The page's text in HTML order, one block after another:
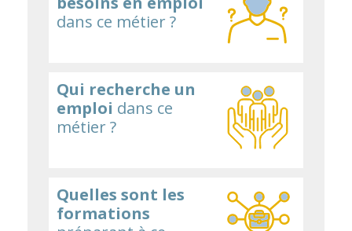
dans ce métier ?
Qui recherche un
emploi dans ce
métier ?
Quelles sont les
formations